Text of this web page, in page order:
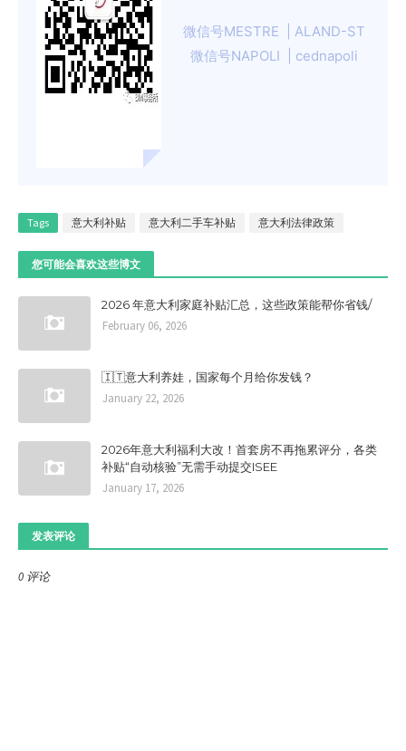
微信号MESTRE | ALAND-ST
微信号NAPOLI | cednapoli
Tags 意大利补贴 意大利二手车补贴 意大利法律政策
您可能会喜欢这些博文
2026 年意大利家庭补贴汇总，这些政策能帮你省钱/
February 06, 2026
🇮🇹意大利养娃，国家每个月给你发钱？
January 22, 2026
2026年意大利福利大改！首套房不再拖累评分，各类
补贴“自动核验”无需手动提交ISEE
January 17, 2026
发表评论
0 评论